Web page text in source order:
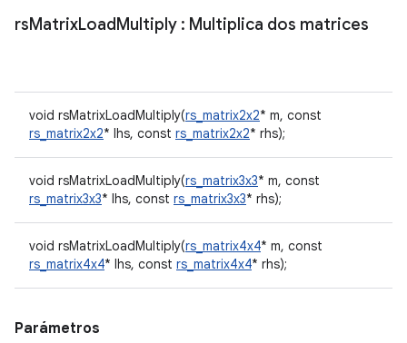
rsMatrixLoad Multiply : Multiplica dos matrices
void rsMatrixLoadMultiply(rs_matrix2x2* m, const
rs_matrix2x2* lhs, const rs_matrix2x2* rhs);
void rsMatrixLoadMultiply(rs_matrix3x3* m, const
rs_matrix3x3* lhs, const rs_matrix3x3* rhs);
void rsMatrixLoadMultiply(rs_matrix4x4* m, const
rs_matrix4x4* lhs, const rs_matrix4x4* rhs);
Parámetros